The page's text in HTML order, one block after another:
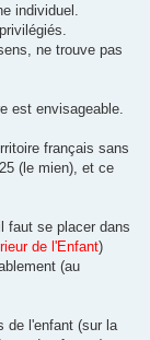
individuel.
ne trouve pas
est envisageable.
français sans
(le mien), et ce
faut se placer dans
de l'Enfant)
(au
de l'enfant (sur la